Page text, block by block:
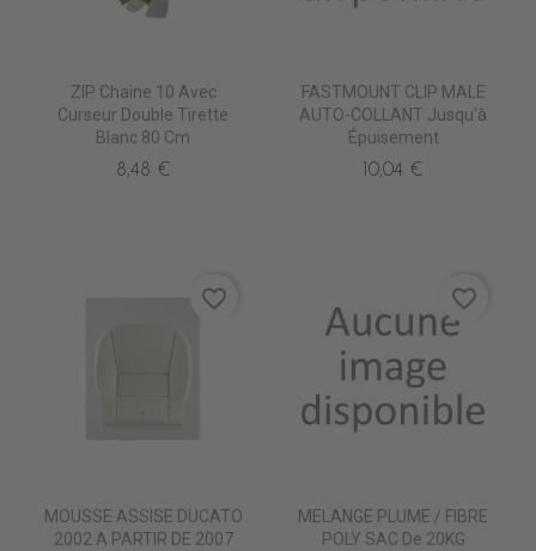
ZIP Chaine 10 Avec
Curseur Double Tirette
Blanc 80 Cm
8,48 €
FASTMOUNT CLIP MALE
AUTO-COLLANT Jusqu'à
Épuisement
10,04 €
MOUSSE ASSISE DUCATO
2002 A PARTIR DE 2007
favorite_border
MELANGE PLUME / FIBRE
POLY SAC De 20KG
favorite_border